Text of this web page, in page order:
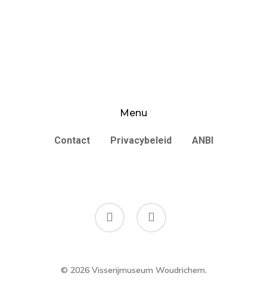
Menu
Contact Privacybeleid ANBI
facebook instagram
© 2026 Visserijmuseum Woudrichem.